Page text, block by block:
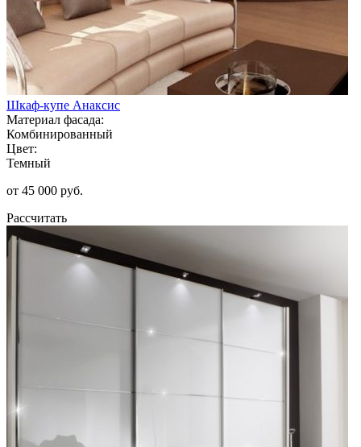
Шкаф-купе Анаксис
Материал фасада:
Комбинированный
Цвет:
Темный
от 45 000 руб.
Рассчитать